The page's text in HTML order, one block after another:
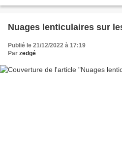
Nuages lenticulaires sur
Publié le 21/12/2022 à 17:19
Par zedgé